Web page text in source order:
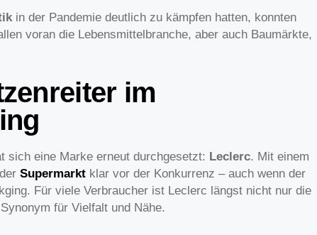
in der Pandemie deutlich zu kämpfen hatten, konnten
voran die Lebensmittelbranche, aber auch Baumärkte,
im
sich eine Marke erneut durchgesetzt: Leclerc. Mit einem
Supermarkt klar vor der Konkurrenz – auch wenn der
Für viele Verbraucher ist Leclerc längst nicht nur die
für Vielfalt und Nähe.